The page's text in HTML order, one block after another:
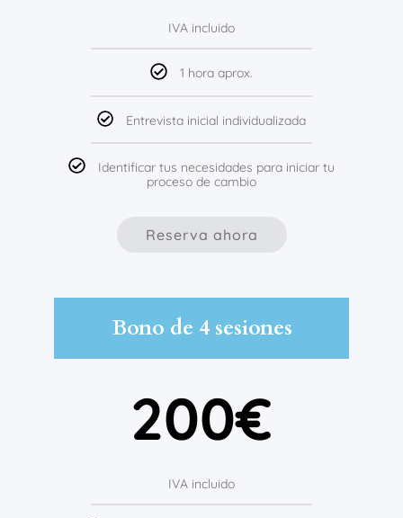
IVA incluido
1 hora aprox.
Entrevista inicial individualizada
Identificar tus necesidades para iniciar tu
proceso de cambio
Reserva ahora
Bono de 4 sesiones
200€
IVA incluido